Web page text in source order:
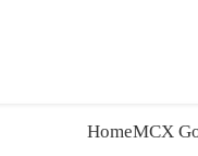
HomeMCX